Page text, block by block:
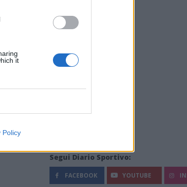
it
Policy
Segui Diario Sportivo:
FACEBOOK YOUTUBE